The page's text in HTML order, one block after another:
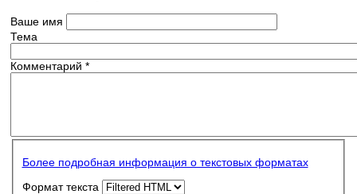
Ваше имя
Тема
Комментарий *
Более подробная информация о текстовых форматах
Формат текста